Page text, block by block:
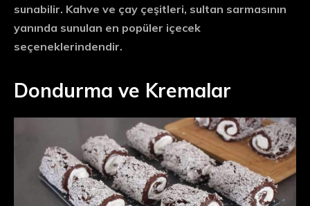
sunabilir. Kahve ve çay çeşitleri, sultan sarmasının
yanında sunulan en popüler içecek
seçeneklerindendir.
Dondurma ve Kremalar